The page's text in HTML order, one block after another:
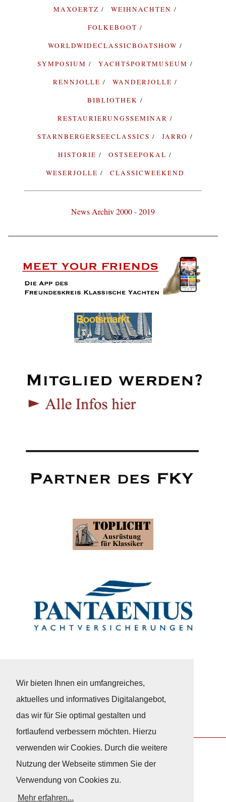
Wir bieten Ihnen ein umfangreiches,
aktuelles und informatives Digitalangebot,
das wir für Sie optimal gestalten und
fortlaufend verbessern möchten. Hierzu
verwenden wir Cookies. Durch die weitere
Nutzung der Webseite stimmen Sie der
Verwendung von Cookies zu.
Mehr erfahren...
MAXOERTZ
WEIHNACHTEN
FOLKEBOOT
WORLDWIDECLASSICBOATSHOW
SYMPOSIUM
YACHTSPORTMUSEUM
RENNJOLLE
WANDERJOLLE
BIBLIOTHEK
RESTAURIERUNGSSEMINAR
STARNBERGERSEECLASSICS
JARRO
HISTORIE
OSTSEEPOKAL
WESERJOLLE
CLASSICWEEKEND
News Archiv 2000 - 2019